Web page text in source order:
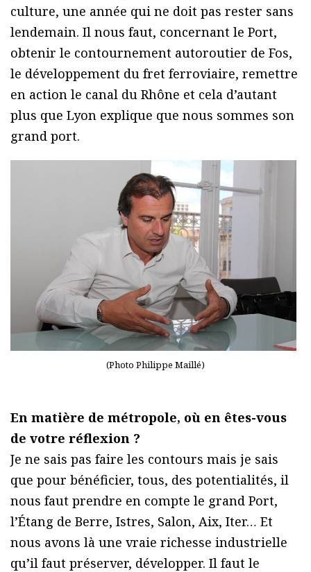
culture, une année qui ne doit pas rester sans
lendemain. Il nous faut, concernant le Port,
obtenir le contournement autoroutier de Fos,
le développement du fret ferroviaire, remettre
en action le canal du Rhône et cela d’autant
plus que Lyon explique que nous sommes son
grand port.
(Photo Philippe Maillé)
En matière de métropole, où en êtes-vous
de votre réflexion ?
Je ne sais pas faire les contours mais je sais
que pour bénéficier, tous, des potentialités, il
nous faut prendre en compte le grand Port,
l’Étang de Berre, Istres, Salon, Aix, Iter… Et
nous avons là une vraie richesse industrielle
qu’il faut préserver, développer. Il faut le